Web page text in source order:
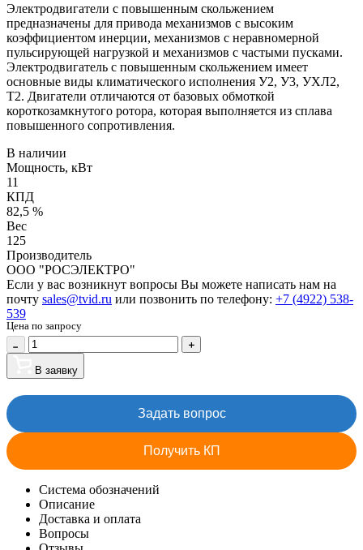
Электродвигатели с повышенным скольжением
предназначены для привода механизмов с высоким
коэффициентом инерции, механизмов с неравномерной
пульсирующей нагрузкой и механизмов с частыми пусками.
Электродвигатель с повышенным скольжением имеет
основные виды климатического исполнения У2, У3, УХЛ2,
Т2. Двигатели отличаются от базовых обмоткой
короткозамкнутого ротора, которая выполняется из сплава
повышенного сопротивления.
В наличии
Мощность, кВт
11
КПД
82,5 %
Вес
125
Производитель
ООО "РОСЭЛЕКТРО"
Если у вас возникнут вопросы Вы можете написать нам на
почту sales@tvid.ru или позвонить по телефону: +7 (4922) 538-
539
Цена по запросу
В заявку
Задать вопрос
Получить КП
Система обозначений
Описание
Доставка и оплата
Вопросы